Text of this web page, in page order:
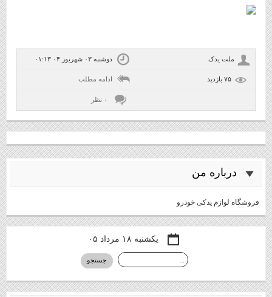
ملت یدک دوشنبه ۰۳ شهریور ۰۴ ۰۱:۱۳
ادامه مطلب
۰ نظر
درباره من
فروشگاه لوازم یدکی خودرو
یکشنبه ۱۸ مرداد ۰۵